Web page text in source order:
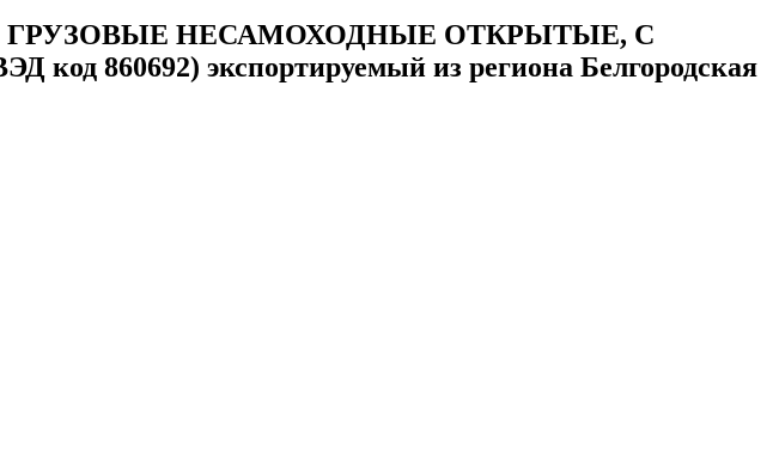
НЕСАМОХОДНЫЕ ОТКРЫТЫЕ, С
экспортируемый из региона Белгородская